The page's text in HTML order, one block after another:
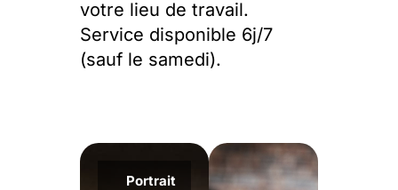
votre lieu de travail.
Service disponible 6j/7
(sauf le samedi).
Portrait